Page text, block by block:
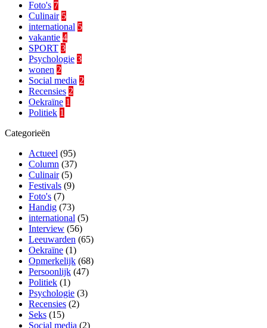
Foto's 7
Culinair 5
international 5
vakantie 4
SPORT 3
Psychologie 3
wonen 2
Social media 2
Recensies 2
Oekraïne 1
Politiek 1
Categorieën
Actueel (95)
Column (37)
Culinair(5)
Festivals (9)
Foto's (7)
Handig (73)
international (5)
Interview (56)
Leeuwarden (65)
Oekraïne (1)
Opmerkelijk (68)
Persoonlijk (47)
Politiek (1)
Psychologie (3)
Recensies (2)
Seks (15)
Social media (2)